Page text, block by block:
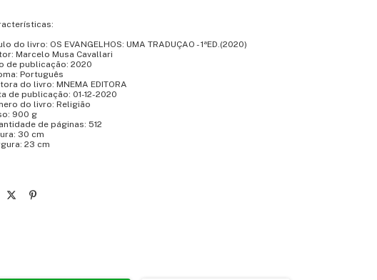
do livro: OS EVANGELHOS: UMA TRADUÇAO - 1ªED.(2020)
Marcelo Musa Cavallari
de publicação: 2020
Português
do livro: MNEMA EDITORA
de publicação: 01-12-2020
do livro: Religião
900 g
de páginas: 512
30 cm
23 cm